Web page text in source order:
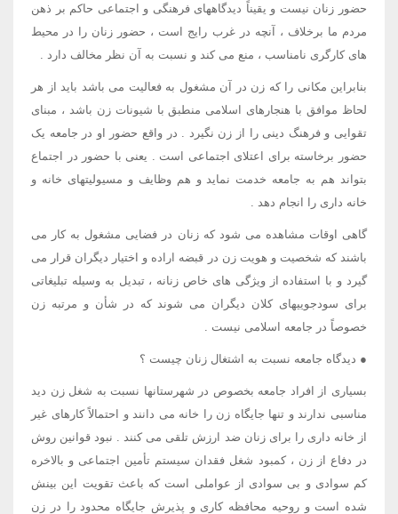
حضور زنان نیست و یقیناً دیدگاههای فرهنگی و اجتماعی حاکم بر ذهن
مردم ما برخلاف ، آنچه در غرب رایج است ، حضور زنان را در محیط
های کارگری نامناسب ، منع می کند و نسبت به آن نظر مخالف دارد .
بنابراین مکانی را که زن در آن مشغول به فعالیت می باشد باید از هر
لحاظ موافق با هنجارهای اسلامی منطبق با شیونات زن باشد ، مبنای
تقوایی و فرهنگ دینی را از زن نگیرد . در واقع حضور او در جامعه یک
حضور برخاسته برای اعتلای اجتماعی است . یعنی با حضور در اجتماع
بتواند هم به جامعه خدمت نماید و هم وظایف و مسیولیتهای خانه و
خانه داری را انجام دهد .
گاهی اوقات مشاهده می شود که زنان در فضایی مشغول به کار می
باشند که شخصیت و هویت زن در قبضه اراده و اختیار دیگران قرار می
گیرد و با استفاده از ویژگی های خاص زنانه ، تبدیل به وسیله تبلیغاتی
برای سودجوییهای کلان دیگران می شوند که در شأن و مرتبه زن
خصوصاً در جامعه اسلامی نیست .
● دیدگاه جامعه نسبت به اشتغال زنان چیست ؟
بسیاری از افراد جامعه بخصوص در شهرستانها نسبت به شغل زن دید
مناسبی ندارند و تنها جایگاه زن را خانه می دانند و احتمالاً کارهای غیر
از خانه داری را برای زنان ضد ارزش تلقی می کنند . نبود قوانین روش
در دفاع از زن ، کمبود شغل فقدان سیستم تأمین اجتماعی و بالاخره
کم سوادی و بی سوادی از عواملی است که باعث تقویت این بینش
شده است و روحیه محافظه کاری و پذیرش جایگاه محدود را در زن